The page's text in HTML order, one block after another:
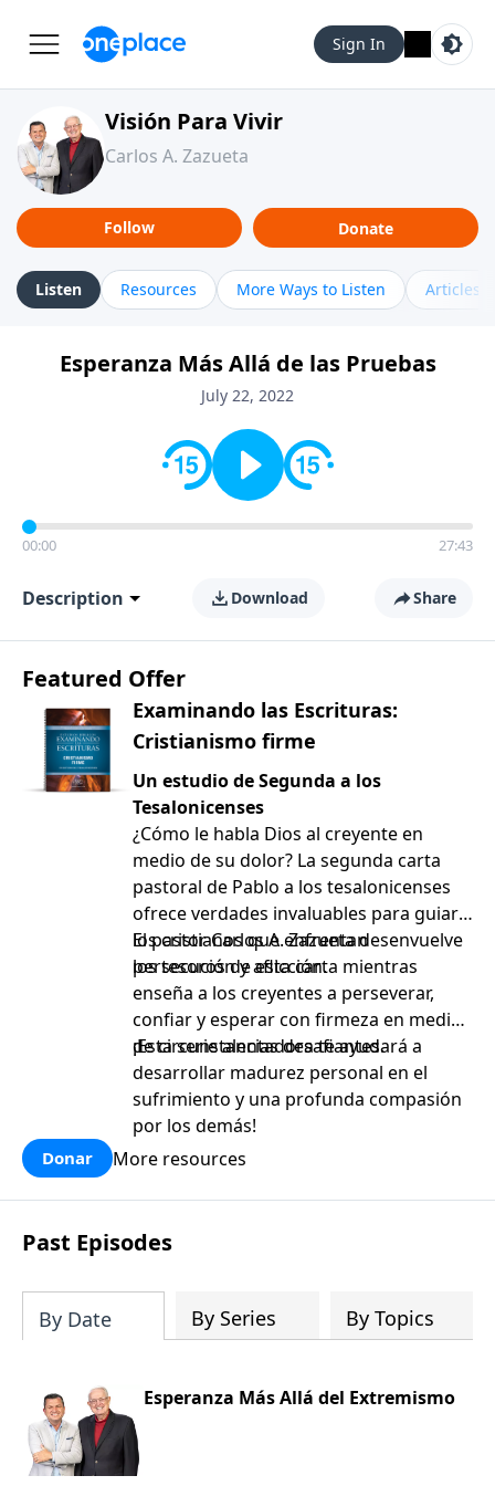
Sign In
Visión Para Vivir
Carlos A. Zazueta
Follow Donate
Listen Resources More Ways to Listen Articles
Esperanza Más Allá de las Pruebas
July 22, 2022
00:00 27:43
Description Download Share
Featured Offer
Examinando las Escrituras:
Cristianismo firme
Un estudio de Segunda a los
Tesalonicenses
¿Cómo le habla Dios al creyente en
medio de su dolor? La segunda carta
pastoral de Pablo a los tesalonicenses
ofrece verdades invaluables para guiar a
los cristianos que enfrentan
persecución y aflicción.
El pastor Carlos A. Zazueta desenvuelve
los tesoros de esta carta mientras
enseña a los creyentes a perseverar,
confiar y esperar con firmeza en medio
de circunstancias desafiantes.
¡Esta serie alentadora te ayudará a
desarrollar madurez personal en el
sufrimiento y una profunda compasión
por los demás!
Donar More resources
Past Episodes
By Date By Series By Topics
Esperanza Más Allá del Extremismo